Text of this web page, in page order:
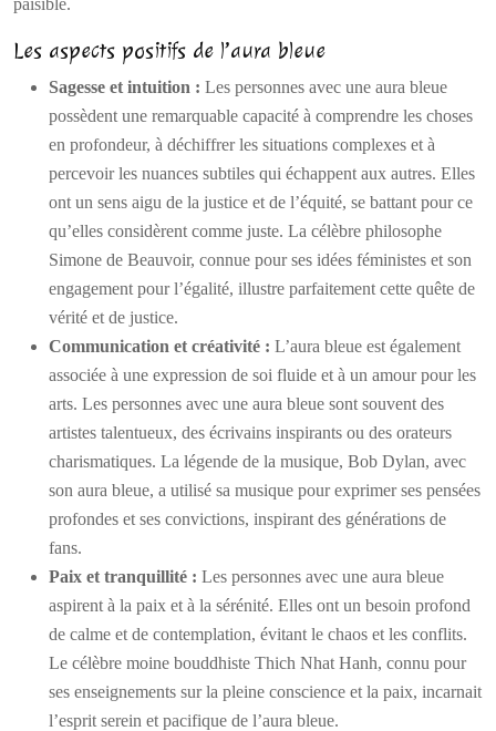
paisible.
Les aspects positifs de l’aura bleue
Sagesse et intuition : Les personnes avec une aura bleue
possèdent une remarquable capacité à comprendre les choses
en profondeur, à déchiffrer les situations complexes et à
percevoir les nuances subtiles qui échappent aux autres. Elles
ont un sens aigu de la justice et de l’équité, se battant pour ce
qu’elles considèrent comme juste. La célèbre philosophe
Simone de Beauvoir, connue pour ses idées féministes et son
engagement pour l’égalité, illustre parfaitement cette quête de
vérité et de justice.
Communication et créativité : L’aura bleue est également
associée à une expression de soi fluide et à un amour pour les
arts. Les personnes avec une aura bleue sont souvent des
artistes talentueux, des écrivains inspirants ou des orateurs
charismatiques. La légende de la musique, Bob Dylan, avec
son aura bleue, a utilisé sa musique pour exprimer ses pensées
profondes et ses convictions, inspirant des générations de
fans.
Paix et tranquillité : Les personnes avec une aura bleue
aspirent à la paix et à la sérénité. Elles ont un besoin profond
de calme et de contemplation, évitant le chaos et les conflits.
Le célèbre moine bouddhiste Thich Nhat Hanh, connu pour
ses enseignements sur la pleine conscience et la paix, incarnait
l’esprit serein et pacifique de l’aura bleue.